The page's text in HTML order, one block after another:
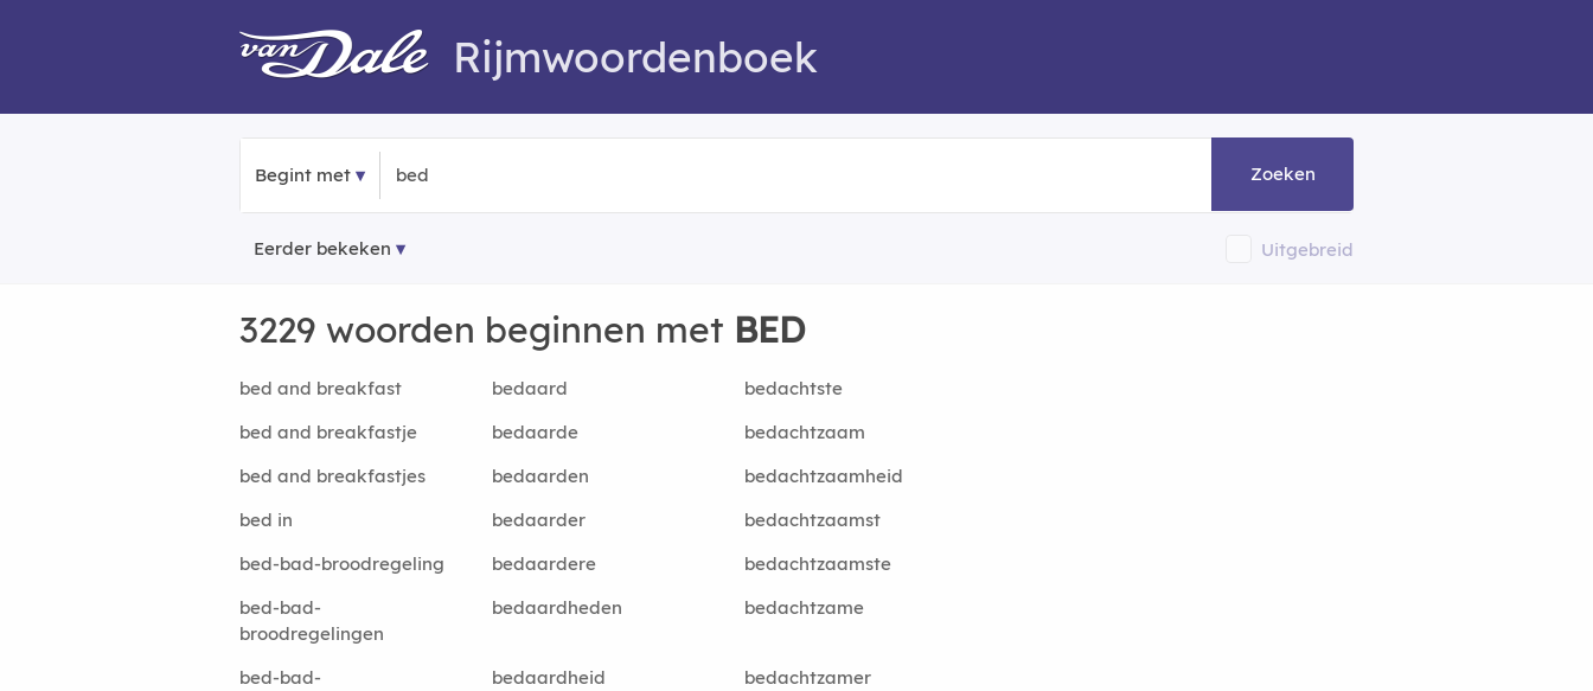
Rijmwoordenboek
Begint met Zoeken
Eerder bekeken Uitgebreid
3229 woorden beginnen met BED
bed and breakfast bedaard
bedachtste
bed and breakfastje
bedaarde
bedachtzaam
bed and breakfastjes
bedaarden
bedachtzaamheid
bed in
bedaarder
bedachtzaamst
bed-bad-broodregeling
bedaardere
bedachtzaamste
bed-bad-
broodregelingen
bedaardheden bedachtzame
bed-bad-
bedaardheid bedachtzamer